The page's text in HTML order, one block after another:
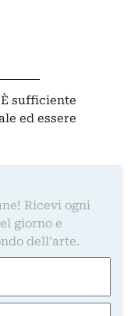
sufficiente
ed essere
Ricevi ogni
giorno e
dell'arte.